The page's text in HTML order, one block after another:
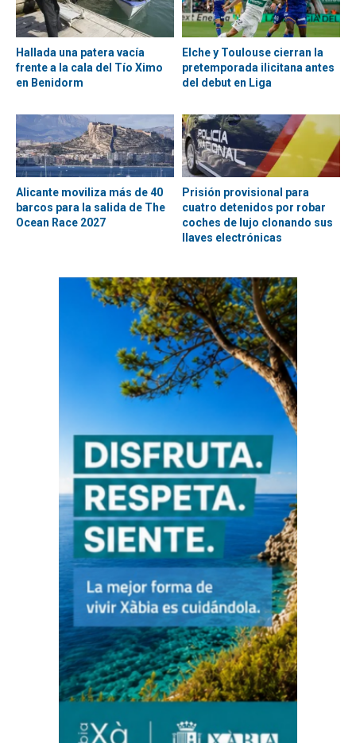
Hallada una patera vacía
frente a la cala del Tío Ximo
en Benidorm
Elche y Toulouse cierran la
pretemporada ilicitana antes
del debut en Liga
Alicante moviliza más de 40
barcos para la salida de The
Ocean Race 2027
Prisión provisional para
cuatro detenidos por robar
coches de lujo clonando sus
llaves electrónicas